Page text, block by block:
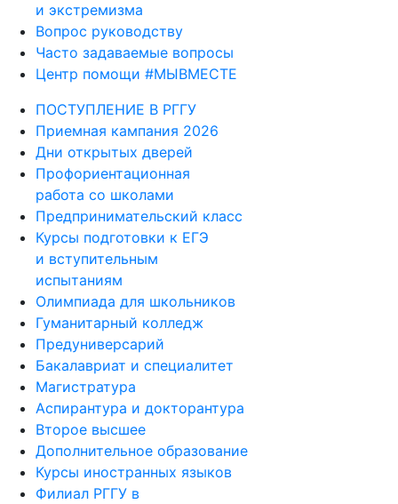
и экстремизма
Вопрос руководству
Часто задаваемые вопросы
Центр помощи #МЫВМЕСТЕ
ПОСТУПЛЕНИЕ В РГГУ
Приемная кампания 2026
Дни открытых дверей
Профориентационная
работа со школами
Предпринимательский класс
Курсы подготовки к ЕГЭ
и вступительным
испытаниям
Олимпиада для школьников
Гуманитарный колледж
Предуниверсарий
Бакалавриат и специалитет
Магистратура
Аспирантура и докторантура
Второе высшее
Дополнительное образование
Курсы иностранных языков
Филиал РГГУ в